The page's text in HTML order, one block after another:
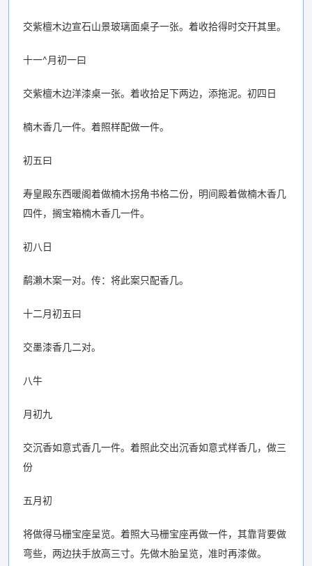
交紫檀木边宣石山景玻璃面桌子一张。着收拾得时交幵其里。
十一^月初一曰
交紫檀木边洋漆桌一张。着收拾足下两边，添拖泥。初四日
楠木香几一件。着照样配做一件。
初五曰
寿皇殿东西暖阁着做楠木拐角书格二份，明间殿着做楠木香几
四件，搁宝箱楠木香几一件。
初八日
鹬瀨木案一对。传：将此案只配香几。
十二月初五曰
交墨漆香几二对。
八牛
月初九
交沉香如意式香几一件。着照此交出沉香如意式样香几，做三
份
五月初
将做得马栅宝座呈览。着照大马栅宝座再做一件，其靠背要做
弯些，两边扶手放高三寸。先做木胎呈览，准时再漆做。